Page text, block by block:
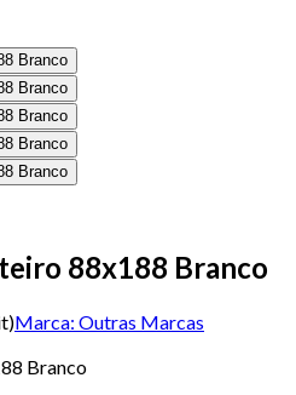
88x188 Branco
)Marca: Outras Marcas
Branco